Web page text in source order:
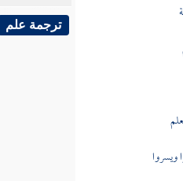
ويسروا
ترجمة علم